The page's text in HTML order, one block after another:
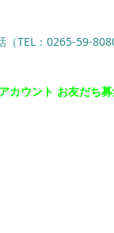
（TEL：0265-59-8080
カウント お友だち募